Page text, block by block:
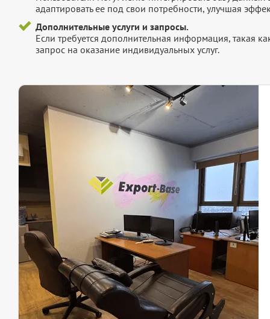
адаптировать ее под свои потребности, улучшая
Дополнительные услуги и запросы.
Если требуется дополнительная информация, такая
запрос на оказание индивидуальных услуг.